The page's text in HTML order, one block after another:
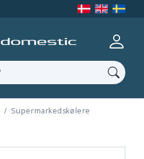
Supermarkedskølere